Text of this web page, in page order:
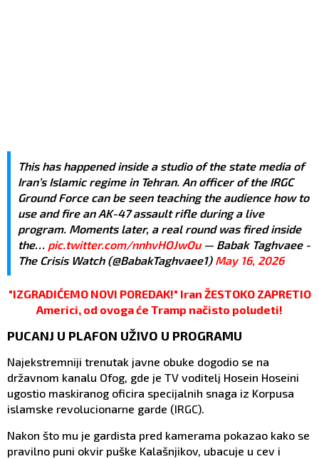
This has happened inside a studio of the state media of
Iran’s Islamic regime in Tehran. An officer of the IRGC
Ground Force can be seen teaching the audience how to
use and fire an AK-47 assault rifle during a live
program. Moments later, a real round was fired inside
the… pic.twitter.com/nnhvHOJwOu— Babak Taghvaee -
The Crisis Watch (@BabakTaghvaee1) May 16, 2026
"IZGRADIĆEMO NOVI POREDAK!" Iran ŽESTOKO ZAPRETIO
Americi, od ovoga će Tramp načisto poludeti!
PUCANJ U PLAFON UŽIVO U PROGRAMU
Najekstremniji trenutak javne obuke dogodio se na
državnom kanalu Ofog, gde je TV voditelj Hosein Hoseini
ugostio maskiranog oficira specijalnih snaga iz Korpusa
islamske revolucionarne garde (IRGC).
Nakon što mu je gardista pred kamerama pokazao kako se
pravilno puni okvir puške Kalašnjikov, ubacuje u cev i